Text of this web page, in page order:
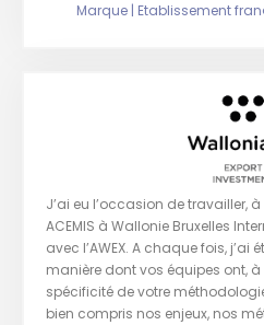
Marque | Etablissement
J’ai eu l’occasion de travailler,
ACEMIS à Wallonie Bruxelles
avec l’AWEX. A chaque fois, j’ai
manière dont vos équipes ont,
spécificité de votre
bien compris nos enjeux, nos